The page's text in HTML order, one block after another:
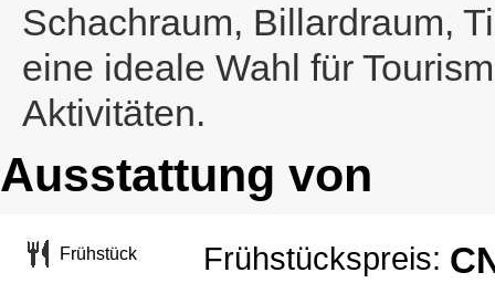
Schachraum, Billardraum,
eine ideale Wahl für
Aktivitäten.
Ausstattung von
Frühstück Frühstückspreis: